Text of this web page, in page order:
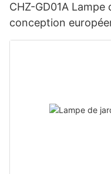
CHZ-GD01A
conception